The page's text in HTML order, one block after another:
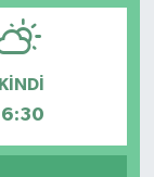
İKINDI